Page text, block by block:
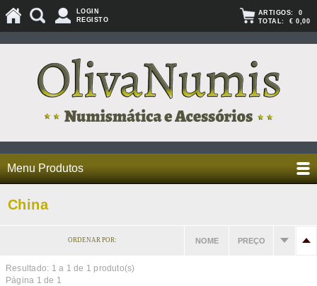
LOGIN
REGISTO
ARTIGOS: 0
TOTAL: € 0,00
Menu Produtos
China
ORDENAR POR: NOME PREÇO
Resultado: 1 a 1 de 1 produto(s)
Página 1 de 1